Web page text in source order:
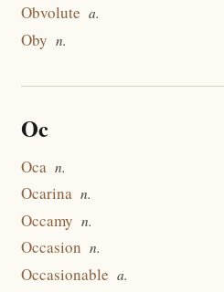
Obvolute a.
Oby n.
Oc
Oca n.
Ocarina n.
Occamy n.
Occasion n.
Occasionable a.